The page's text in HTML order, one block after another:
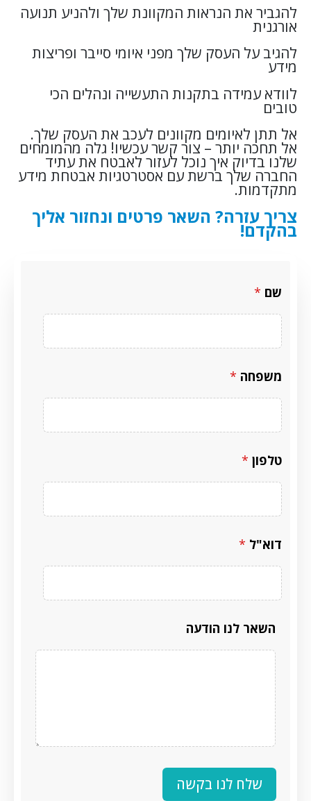
להגביר את הנראות המקוונת שלך ולהניע תנועה
אורגנית
להגיב על העסק שלך מפני איומי סייבר ופריצות
מידע
לוודא עמידה בתקנות התעשייה ונהלים הכי
טובים
אל תתן לאיומים מקוונים לעכב את העסק שלך.
אל תחכה יותר – צור קשר עכשיו! גלה מהמומחים
שלנו בדיוק איך נוכל לעזור לאבטח את עתיד
החברה שלך ברשת עם אסטרטגיות אבטחת מידע
מתקדמות.
צריך עזרה? השאר פרטים ונחזור אליך
בהקדם!
שם *
משפחה *
טלפון *
דוא"ל *
השאר לנו הודעה
שלח לנו בקשה